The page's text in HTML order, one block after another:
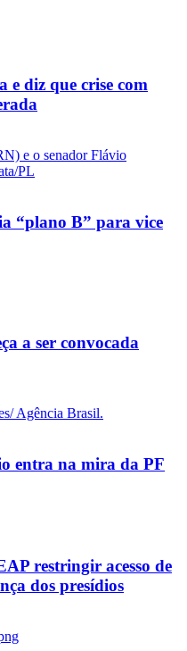
e diz que crise com
“plano B” para vice
a ser convocada
entra na mira da PF
restringir acesso de
dos presídios